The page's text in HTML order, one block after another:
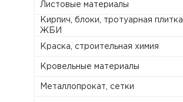
Листовые материалы
Кирпич, блоки, тротуарная плитка,
ЖБИ
Краска, строительная химия
Кровельные материалы
Металлопрокат, сетки